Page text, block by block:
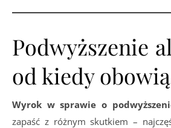
Podwyższenie
od kiedy
Wyrok w sprawie o
zapaść z różnym skutkiem –